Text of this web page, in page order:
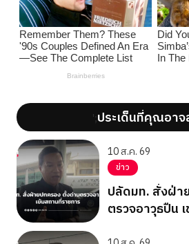
';ประเด็นที่คุณอาจ
10 ส.ค. 69
ข่าว
ปลัดมท. สั่งฝ่า
ตรวจอาวุธปืน